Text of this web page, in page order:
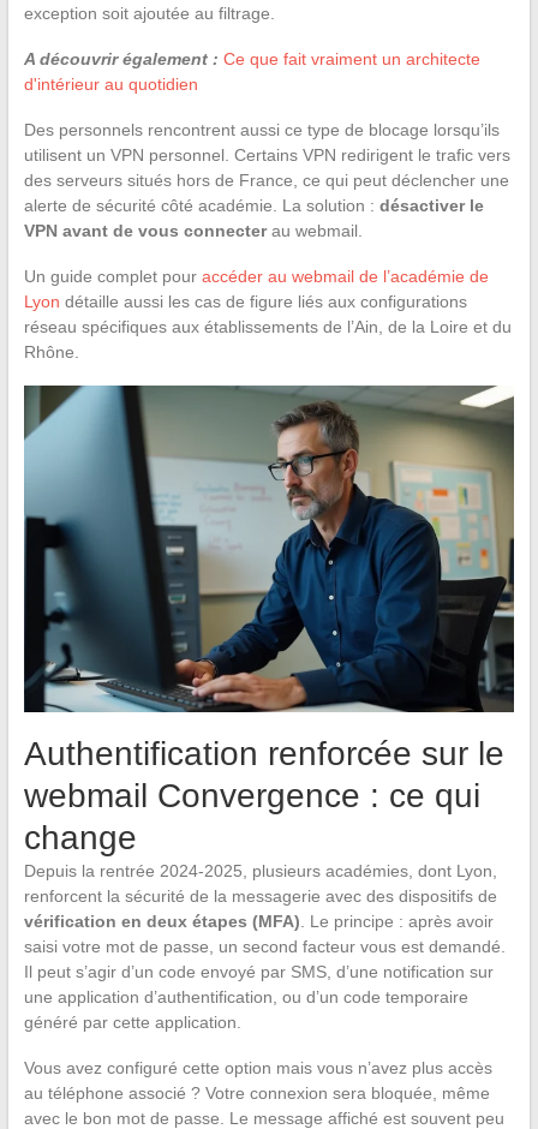
exception soit ajoutée au filtrage.
A découvrir également : Ce que fait vraiment un architecte
d'intérieur au quotidien
Des personnels rencontrent aussi ce type de blocage lorsqu’ils
utilisent un VPN personnel. Certains VPN redirigent le trafic vers
des serveurs situés hors de France, ce qui peut déclencher une
alerte de sécurité côté académie. La solution : désactiver le
VPN avant de vous connecterau webmail.
Un guide complet pour accéder au webmail de l’académie de
Lyon détaille aussi les cas de figure liés aux configurations
réseau spécifiques aux établissements de l’Ain, de la Loire et du
Rhône.
Authentification renforcée sur le
webmail Convergence : ce qui
change
Depuis la rentrée 2024-2025, plusieurs académies, dont Lyon,
renforcent la sécurité de la messagerie avec des dispositifs de
vérification en deux étapes (MFA). Le principe : après avoir
saisi votre mot de passe, un second facteur vous est demandé.
Il peut s’agir d’un code envoyé par SMS, d’une notification sur
une application d’authentification, ou d’un code temporaire
généré par cette application.
Vous avez configuré cette option mais vous n’avez plus accès
au téléphone associé ? Votre connexion sera bloquée, même
avec le bon mot de passe. Le message affiché est souvent peu